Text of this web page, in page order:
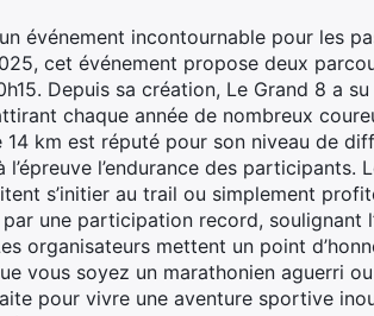
événement incontournable pour les
cet événement propose deux
Depuis sa création, Le Grand 8 a
chaque année de nombreux
14 km est réputé pour son niveau de
l’endurance des participants.
s’initier au trail ou simplement
une participation record, soulignant
organisateurs mettent un point
vous soyez un marathonien aguerri
pour vivre une aventure sportive